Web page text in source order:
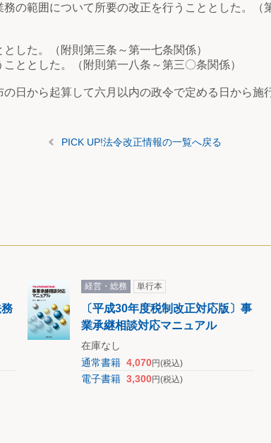
の範囲について所要の改正を行うこととした。（
た。（附則第三条～第一七条関係）
とした。（附則第一八条～第三〇条関係）
日から起算して六月以内の政令で定める日から施
PICK UP!法令改正情報の一覧へ戻る
経営・総務 単行本
〔平成30年度税制改正対応版〕事
業承継相談対応マニュアル
在庫なし
通常書籍 4,070円(税込)
電子書籍 3,300円(税込)